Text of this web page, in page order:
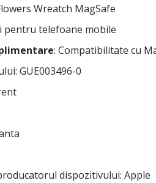
Wreatch MagSafe
pentru telefoane mobile
: Compatibilitate cu
GUE003496-0
dispozitivului: Apple